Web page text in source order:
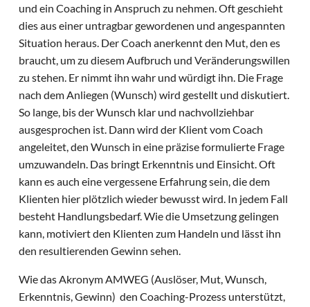
und ein Coaching in Anspruch zu nehmen. Oft geschieht
dies aus einer untragbar gewordenen und angespannten
Situation heraus. Der Coach anerkennt den Mut, den es
braucht, um zu diesem Aufbruch und Veränderungswillen
zu stehen. Er nimmt ihn wahr und würdigt ihn. Die Frage
nach dem Anliegen (Wunsch) wird gestellt und diskutiert.
So lange, bis der Wunsch klar und nachvollziehbar
ausgesprochen ist. Dann wird der Klient vom Coach
angeleitet, den Wunsch in eine präzise formulierte Frage
umzuwandeln. Das bringt Erkenntnis und Einsicht. Oft
kann es auch eine vergessene Erfahrung sein, die dem
Klienten hier plötzlich wieder bewusst wird. In jedem Fall
besteht Handlungsbedarf. Wie die Umsetzung gelingen
kann, motiviert den Klienten zum Handeln und lässt ihn
den resultierenden Gewinn sehen.
Wie das Akronym AMWEG (Auslöser, Mut, Wunsch,
Erkenntnis, Gewinn) den Coaching-Prozess unterstützt,